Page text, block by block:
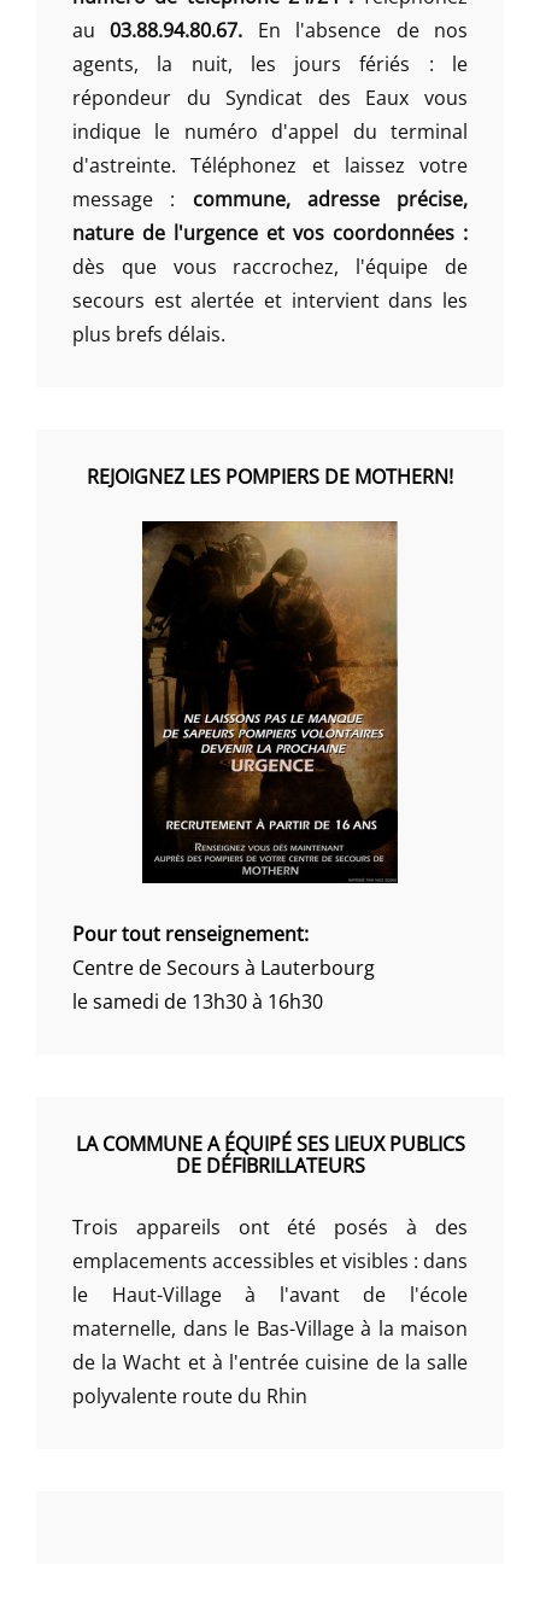
au03.88.94.80.67. En l'absence de nos
agents, la nuit, les jours fériés : le
répondeur du Syndicat des Eaux vous
indique le numéro d'appel du terminal
d'astreinte. Téléphonez et laissez votre
message : commune, adresse précise,
nature de l'urgence et vos coordonnées :
dès que vous raccrochez, l'équipe de
secours est alertée et intervient dans les
plus brefs délais.
REJOIGNEZ LES POMPIERS DE MOTHERN!
Pour tout renseignement:
Centre de Secours à Lauterbourg
le samedi de 13h30 à 16h30
LA COMMUNE A ÉQUIPÉ SES LIEUX PUBLICS
DE DÉFIBRILLATEURS
Trois appareils ont été posés à des
emplacements accessibles et visibles : dans
le Haut-Village à l'avant de l'école
maternelle, dans le Bas-Village à la maison
de la Wacht et à l'entrée cuisine de la salle
polyvalente route du Rhin